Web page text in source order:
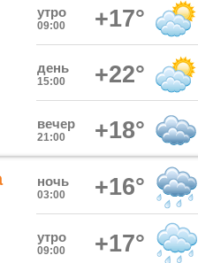
утро
09:00 +17°
день
15:00 +22°
вечер
21:00 +18°
ночь
03:00 +16°
утро
09:00 +17°